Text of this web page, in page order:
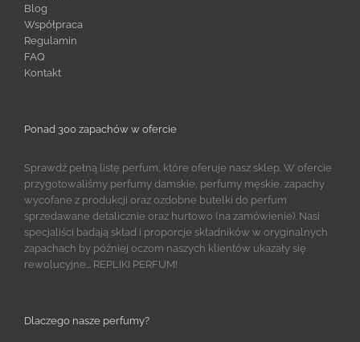
Blog
Współpraca
Regulamin
FAQ
Kontakt
Ponad 300 zapachów w ofercie
Sprawdź pełną listę perfum, które oferuje nasz sklep. W ofercie
przygotowaliśmy perfumy damskie, perfumy męskie, zapachy
wycofane z produkcji oraz ozdobne butelki do perfum
sprzedawane detalicznie oraz hurtowo (na zamówienie). Nasi
specjaliści badają skład i proporcje składników w oryginalnych
zapachach by później oczom naszych klientów ukazały się
rewolucyjne... REPLIKI PERFUM!
Dlaczego nasze perfumy?